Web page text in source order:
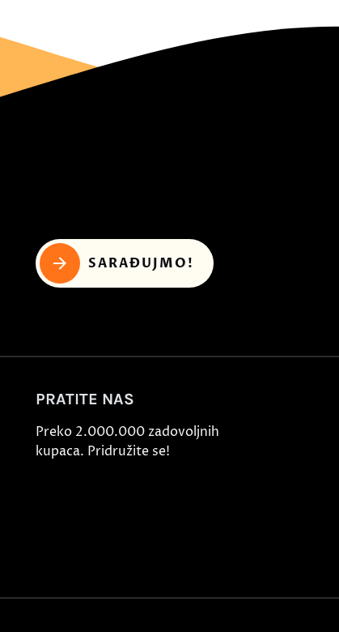
SARAĐUJMO!
PRATITE NAS
Preko 2.000.000 zadovoljnih
kupaca. Pridružite se!